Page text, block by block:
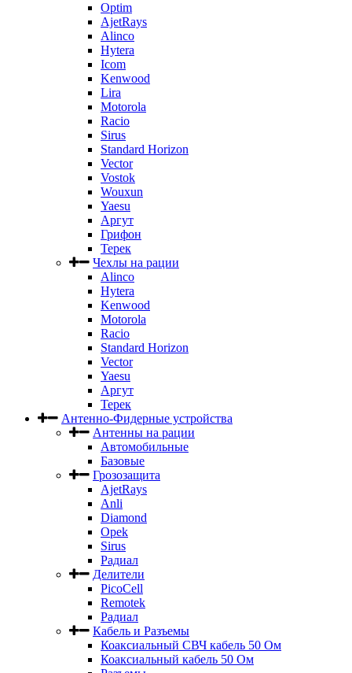
Optim
AjetRays
Alinco
Hytera
Icom
Kenwood
Lira
Motorola
Racio
Sirus
Standard Horizon
Vector
Vostok
Wouxun
Yaesu
Аргут
Грифон
Терек
Чехлы на рации
Alinco
Hytera
Kenwood
Motorola
Racio
Standard Horizon
Vector
Yaesu
Аргут
Терек
Антенно-Фидерные устройства
Антенны на рации
Автомобильные
Базовые
Грозозащита
AjetRays
Anli
Diamond
Opek
Sirus
Радиал
Делители
PicoCell
Remotek
Радиал
Кабель и Разъемы
Коаксиальный СВЧ кабель 50 Ом
Коаксиальный кабель 50 Ом